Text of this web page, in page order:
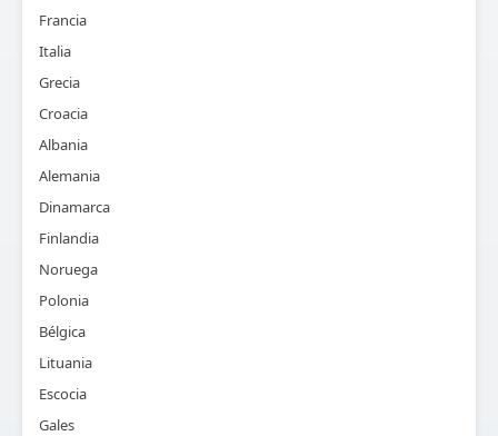
Francia
Italia
Grecia
Croacia
Albania
Alemania
Dinamarca
Finlandia
Noruega
Polonia
Bélgica
Lituania
Escocia
Gales